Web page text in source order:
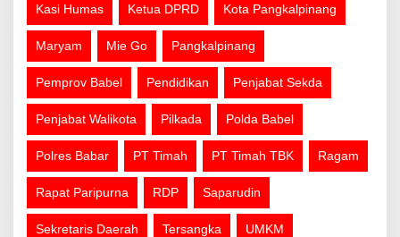
Kasi Humas Ketua DPRD Kota Pangkalpinang
Maryam Mie Go Pangkalpinang
Pemprov Babel Pendidikan Penjabat Sekda
Penjabat Walikota Pilkada Polda Babel
Polres Babar PT Timah PT Timah TBK Ragam
Rapat Paripurna RDP Saparudin
Sekretaris Daerah Tersangka UMKM